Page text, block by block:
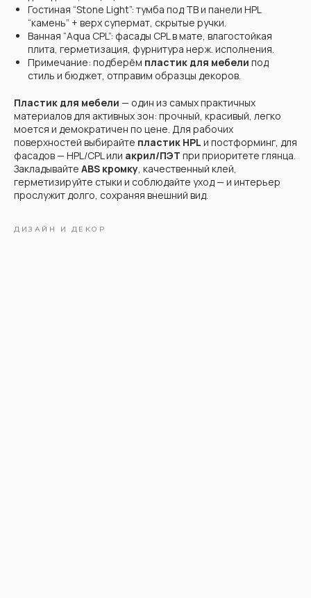
Гостиная “Stone Light”: тумба под ТВ и панели HPL
“камень” + верх супермат, скрытые ручки.
Ванная “Aqua CPL”: фасады CPL в мате, влагостойкая
плита, герметизация, фурнитура нерж. исполнения.
Примечание: подберём пластик для мебели под
стиль и бюджет, отправим образцы декоров.
Пластик для мебели — один из самых практичных
материалов для активных зон: прочный, красивый, легко
моется и демократичен по цене. Для рабочих
поверхностей выбирайте пластик HPL и постформинг, для
фасадов — HPL/CPL или акрил/ПЭТ при приоритете глянца.
Закладывайте ABS кромку, качественный клей,
герметизируйте стыки и соблюдайте уход — и интерьер
прослужит долго, сохраняя внешний вид.
ДИЗАЙН И ДЕКОР